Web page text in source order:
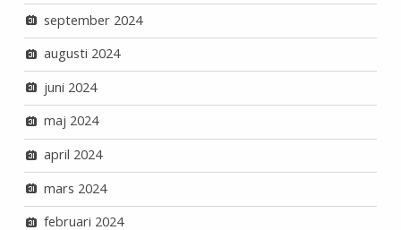
september 2024
augusti 2024
juni 2024
maj 2024
april 2024
mars 2024
februari 2024